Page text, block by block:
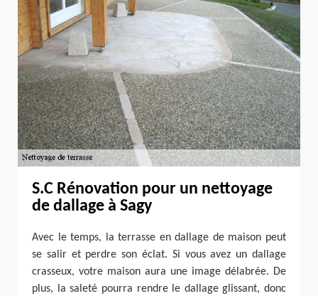
S.C Rénovation pour un nettoyage
de dallage à Sagy
Avec le temps, la terrasse en dallage de maison peut
se salir et perdre son éclat. Si vous avez un dallage
crasseux, votre maison aura une image délabrée. De
plus, la saleté pourra rendre le dallage glissant, donc